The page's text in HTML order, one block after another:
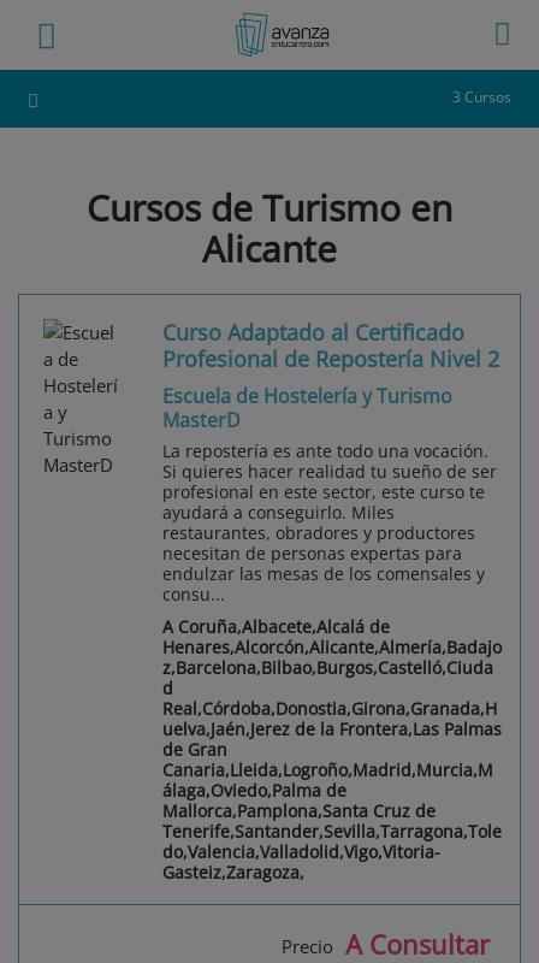
3 Cursos
Cursos de Turismo en
Alicante
Curso Adaptado al Certificado
Profesional de Repostería Nivel 2
Escuela de Hostelería y Turismo
MasterD
La repostería es ante todo una vocación.
Si quieres hacer realidad tu sueño de ser
profesional en este sector, este curso te
ayudará a conseguirlo. Miles
restaurantes, obradores y productores
necesitan de personas expertas para
endulzar las mesas de los comensales y
consu...
A Coruña,Albacete,Alcalá de
Henares,Alcorcón,Alicante,Almería,Badajo
z,Barcelona,Bilbao,Burgos,Castelló,Ciuda
d
Real,Córdoba,Donostia,Girona,Granada,H
uelva,Jaén,Jerez de la Frontera,Las Palmas
de Gran
Canaria,Lleida,Logroño,Madrid,Murcia,M
álaga,Oviedo,Palma de
Mallorca,Pamplona,Santa Cruz de
Tenerife,Santander,Sevilla,Tarragona,Tole
do,Valencia,Valladolid,Vigo,Vitoria-
Gasteiz,Zaragoza,
Precio A Consultar